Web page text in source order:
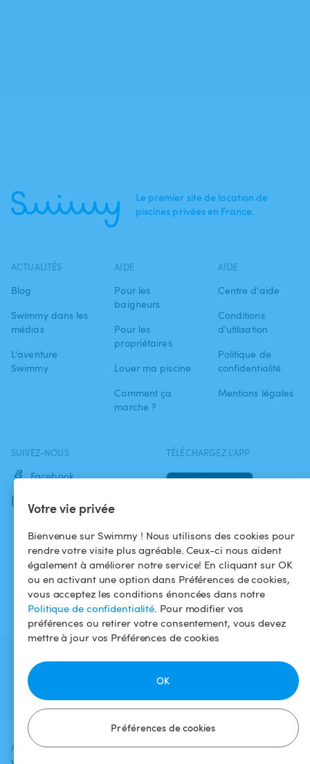
Votre vie privée
Bienvenue sur Swimmy ! Nous utilisons des cookies pour
rendre votre visite plus agréable. Ceux-ci nous aident
également à améliorer notre service! En cliquant sur OK
ou en activant une option dans Préférences de cookies,
vous acceptez les conditions énoncées dans notre
Politique de confidentialité. Pour modifier vos
préférences ou retirer votre consentement, vous devez
mettre à jour vos Préférences de cookies
Préférences de cookies
OK
Ajoutez une date et un créneau pour
voir le prix
Vérifier la
Le premier site de location de
piscines privées en France.
ACTUALITÉS
Blog
Swimmy dans les
médias
L'aventure
Swimmy
AIDE
Pour les
baigneurs
Pour les
propriétaires
Louer ma piscine
Comment ça
marche ?
AIDE
Centre d'aide
Conditions
d'utilisation
Politique de
confidentialité
Mentions légales
SUIVEZ-NOUS
Facebook
Instagram
TÉLÉCHARGEZ L'APP